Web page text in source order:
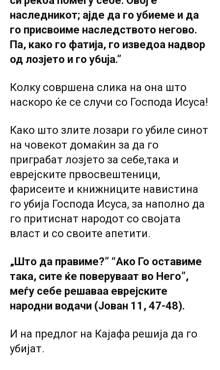
наследникот; ајде да го убиеме и да
го присвоиме наследството негово.
Па, како го фатија, го изведоа надвор
од лозјето и го y6uja.”
Колку совршена слика на она што
наскоро ќе се случи co Господа Исуса!
Како што злите лозари го убиле синот
на човекот домаќин за да го
приграбат лозјето за себе,така и
еврејските првосвештеници,
фарисеите и книжниците навистина
го убија Господа Исуса, за наполно да
го притиснат народот co својата
власт и co своите апетити.
„Што да правиме?” “Ако Го оставиме
така, сите ќе поверуваат во Него”,
меѓу себе решаваа еврејските
народни водачи (Јован 11, 47-48).
И на предлог на Кајафа решија да го
убијат.